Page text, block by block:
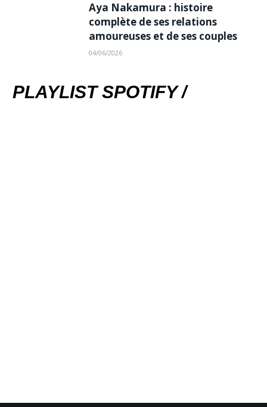
Aya Nakamura : histoire
complète de ses relations
amoureuses et de ses couples
04/06/2026
PLAYLIST SPOTIFY /